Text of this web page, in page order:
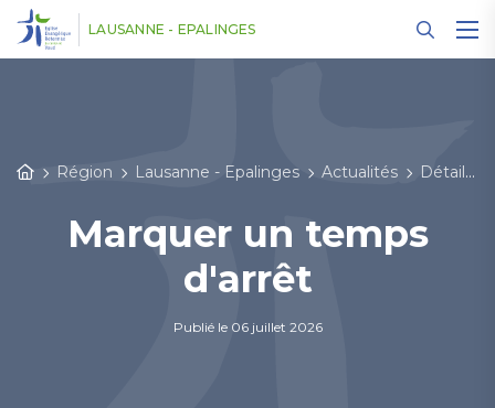
LAUSANNE - EPALINGES
Région Lausanne - Epalinges Actualités Détail des actualités
Marquer un temps
d'arrêt
Publié le 06 juillet 2026
Panneau de gestion des cookies